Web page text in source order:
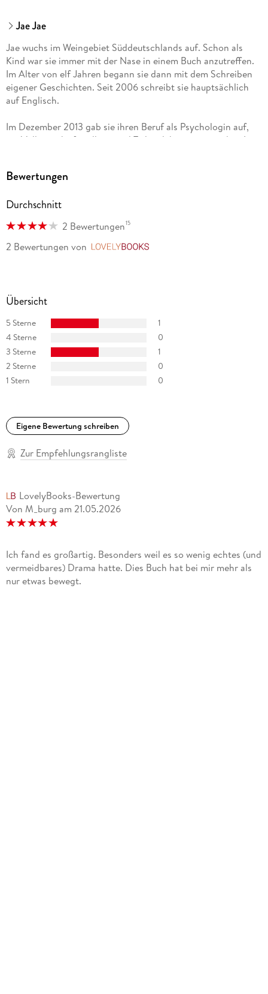
Jae Jae
Jae wuchs im Weingebiet Süddeutschlands auf. Schon als
Kind war sie immer mit der Nase in einem Buch anzutreffen.
Im Alter von elf Jahren begann sie dann mit dem Schreiben
eigener Geschichten. Seit 2006 schreibt sie hauptsächlich
auf Englisch.
Im Dezember 2013 gab sie ihren Beruf als Psychologin auf,
um Vollzeitschriftstellerin und Teilzeitlektorin zu werden. In
Krimiserien.
Bewertungen
Durchschnitt
2 Bewertungen15
2 Bewertungen von
Übersicht
5 Sterne
1
4 Sterne
0
3 Sterne
1
2 Sterne
0
1 Stern
0
Eigene Bewertung schreiben
Zur Empfehlungsrangliste
LovelyBooks-Bewertung
Von M_burg am 21.05.2026
Ich fand es großartig. Besonders weil es so wenig echtes (und
vermeidbares) Drama hatte. Dies Buch hat bei mir mehr als
nur etwas bewegt.